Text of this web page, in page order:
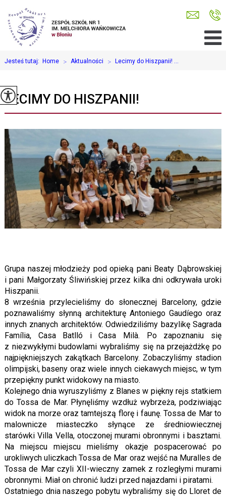
Jesteś tutaj: Home > Aktualności > Lecimy do Hiszpanii! ...
LECIMY DO HISZPANII!
Grupa naszej młodzieży pod opieką pani Beaty Dąbrowskiej
i pani Małgorzaty Śliwińskiej przez kilka dni odkrywała uroki
Hiszpanii.
8 września przylecieliśmy do słonecznej Barcelony, gdzie
poznawaliśmy słynną architekturę Antoniego Gaudíego oraz
innych znanych architektów. Odwiedziliśmy bazylikę Sagrada
Família, Casa Batlló i Casa Milà. Po zapoznaniu się
z niezwykłymi budowlami wybraliśmy się na przejażdżkę po
najpiękniejszych zakątkach Barcelony. Zobaczyliśmy stadion
olimpijski, baseny oraz wiele innych ciekawych miejsc, w tym
przepiękny punkt widokowy na miasto.
Kolejnego dnia wyruszyliśmy z Blanes w piękny rejs statkiem
do Tossa de Mar. Płynęliśmy wzdłuż wybrzeża, podziwiając
widok na morze oraz tamtejszą florę i faunę. Tossa de Mar to
malownicze miasteczko słynące ze średniowiecznej
starówki Villa Vella, otoczonej murami obronnymi i basztami.
Na miejscu miejscu mieliśmy okazje pospacerować po
urokliwych uliczkach Tossa de Mar oraz wejść na Muralles de
Tossa de Mar czyli XII-wieczny zamek z rozległymi murami
obronnymi. Miał on chronić ludzi przed najazdami i piratami.
Ostatniego dnia naszego pobytu wybraliśmy się do Lloret de